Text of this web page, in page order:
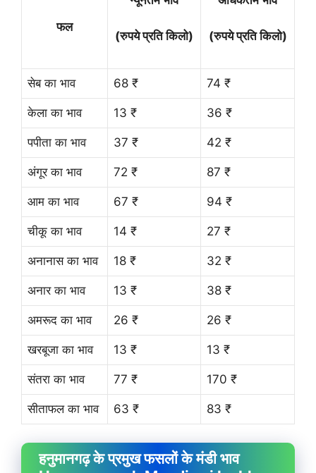
फल
(रुपये प्रति किलो) (रुपये प्रति किलो)
सेब का भाव 68 ₹ 74 ₹
केला का भाव 13 ₹ 36 ₹
पपीता का भाव 37 ₹ 42 ₹
अंगूर का भाव 72 ₹ 87 ₹
आम का भाव 67 ₹ 94 ₹
चीकू का भाव 14 ₹ 27 ₹
अनानास का भाव 18 ₹ 32 ₹
अनार का भाव 13 ₹ 38 ₹
अमरूद का भाव 26 ₹ 26 ₹
खरबूजा का भाव 13 ₹ 13 ₹
संतरा का भाव 77 ₹ 170 ₹
सीताफल का भाव 63 ₹ 83 ₹
हनुमानगढ़ के प्रमुख फसलों के मंडी भाव